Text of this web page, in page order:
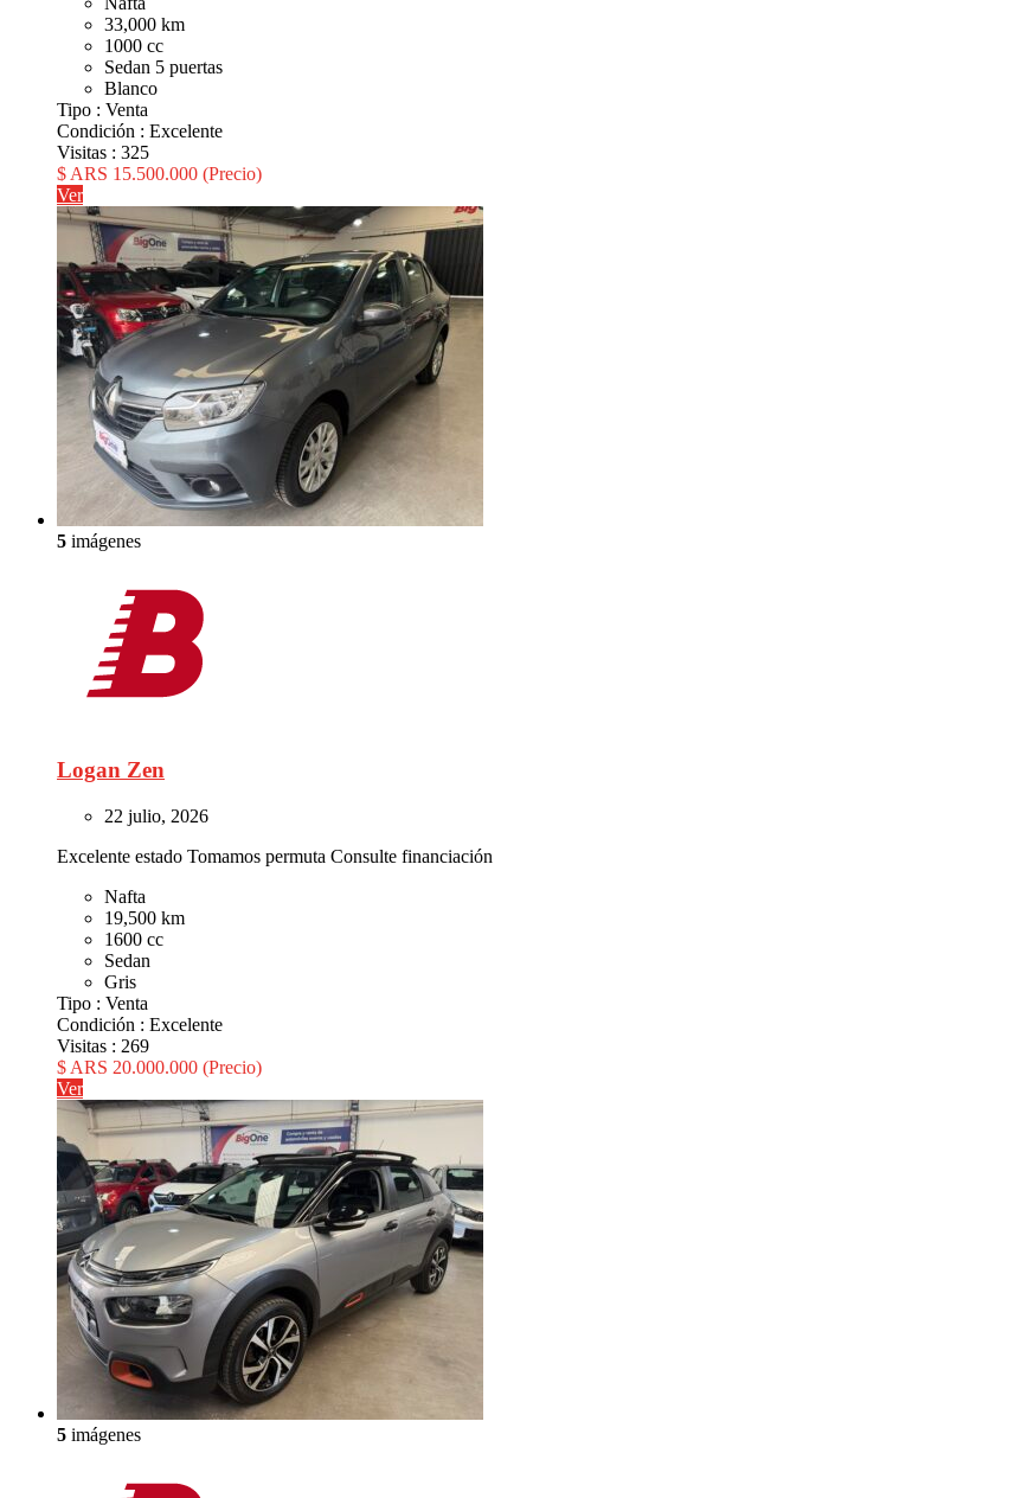
33,000 km
1000 cc
Sedan 5 puertas
Blanco
Tipo : Venta
Condición : Excelente
Visitas : 325
$ ARS 15.500.000 (Precio)
Ver
5 imágenes
Logan Zen
22 julio, 2026
Excelente estado Tomamos permuta Consulte financiación
Nafta
19,500 km
1600 cc
Sedan
Gris
Tipo : Venta
Condición : Excelente
Visitas : 269
$ ARS 20.000.000 (Precio)
Ver
5 imágenes